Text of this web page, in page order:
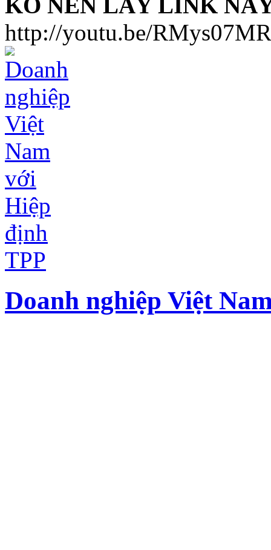
http://youtu.be/
Doanh nghiệp Việt